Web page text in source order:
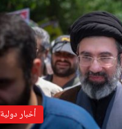
أخبار دولية